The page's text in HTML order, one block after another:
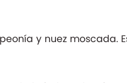
y nuez moscada.